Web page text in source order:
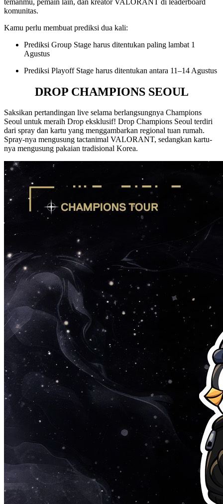
komunitas.
Kamu perlu membuat prediksi dua kali:
Prediksi Group Stage harus ditentukan paling lambat 1
Agustus
Prediksi Playoff Stage harus ditentukan antara 11–14 Agustus
DROP CHAMPIONS SEOUL
Saksikan pertandingan live selama berlangsungnya Champions
Seoul untuk meraih Drop eksklusif! Drop Champions Seoul terdiri
dari spray dan kartu yang menggambarkan regional tuan rumah.
Spray-nya mengusung tactanimal VALORANT, sedangkan kartu-
nya mengusung pakaian tradisional Korea.